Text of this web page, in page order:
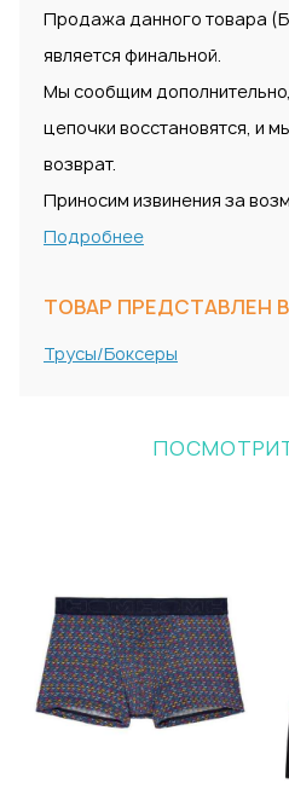
Продажа данного товара
является финальной.
Мы сообщим
цепочки восстановятся, и
возврат.
Приносим извинения за
Подробнее
ТОВАР ПРЕДСТАВЛЕН
Трусы/Боксеры